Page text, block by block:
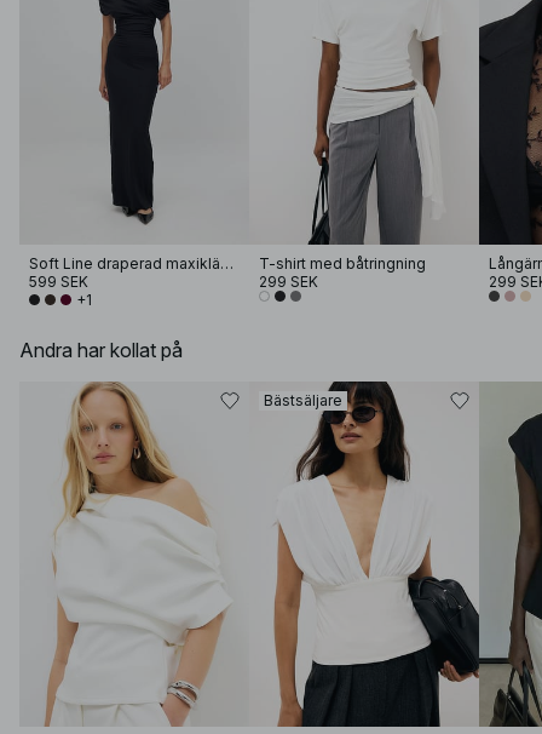
Soft Line draperad maxiklänning
599 SEK
+1
T-shirt med båtringning
299 SEK
299
Andra har kollat på
Bästsäljare